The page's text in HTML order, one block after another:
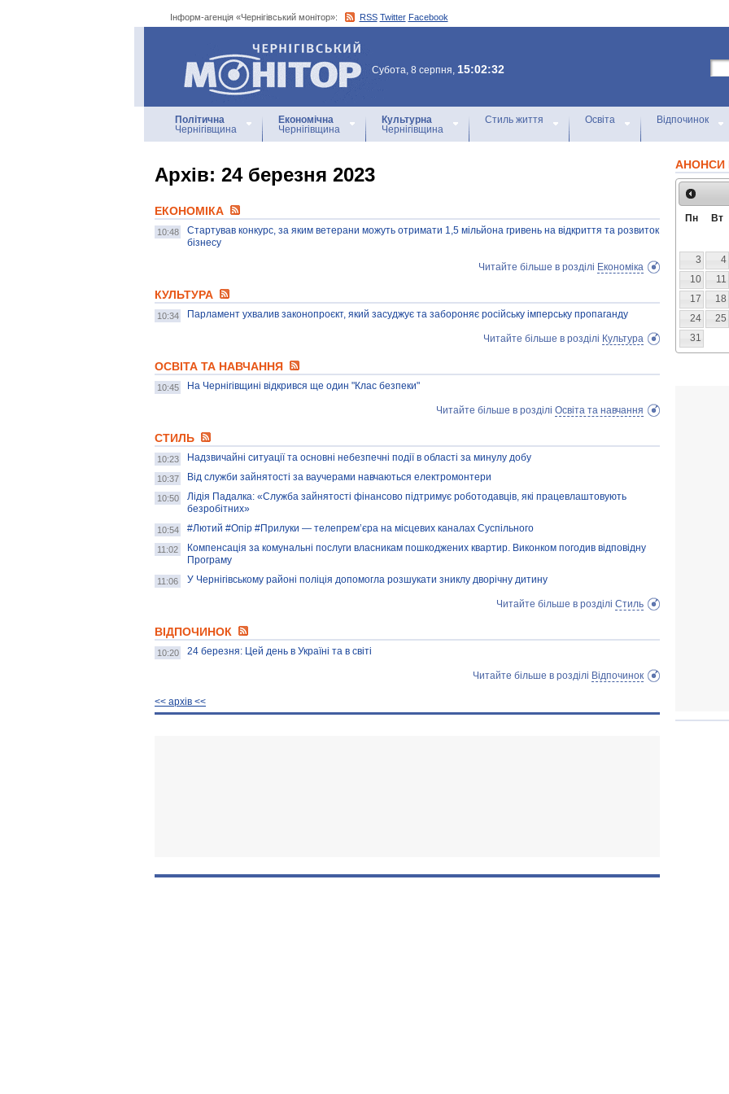
Інформ-агенція «Чернігівський монітор»: RSS Twitter Facebook
Інформ-агенція
«Чернігівський монітор»
Субота, 8 серпня, 15:02:32
Політична
Чернігівщина
Економічна
Чернігівщина
Культурна
Чернігівщина
Стиль життя Освіта Відпочинок
Архiв: 24 березня 2023
ЕКОНОМІКА
10:48
Стартував конкурс, за яким ветерани можуть отримати 1,5 мільйона гривень на відкриття та розвиток
бізнесу
Читайте більше в розділі Економіка
КУЛЬТУРА
10:34 Парламент ухвалив законопроєкт, який засуджує та забороняє російську імперську пропаганду
Читайте більше в розділі Культура
ОСВІТА ТА НАВЧАННЯ
10:45 На Чернігівщині відкрився ще один "Клас безпеки"
Читайте більше в розділі Освіта та навчання
СТИЛЬ
10:23 Надзвичайні ситуації та основні небезпечні події в області за минулу добу
10:37 Від служби зайнятості за ваучерами навчаються електромонтери
10:50
Лідія Падалка: «Служба зайнятості фінансово підтримує роботодавців, які працевлаштовують
безробітних»
10:54 #Лютий #Опір #Прилуки — телепрем’єра на місцевих каналах Суспільного
11:02
Компенсація за комунальні послуги власникам пошкоджених квартир. Виконком погодив відповідну
Програму
11:06 У Чернігівському районі поліція допомогла розшукати зниклу дворічну дитину
Читайте більше в розділі Стиль
ВІДПОЧИНОК
10:20 24 березня: Цей день в Україні та в світі
Читайте більше в розділі Відпочинок
<< архiв <<
АНОНСИ
Пн Вт
3
4
10
11
17
18
24
25
31